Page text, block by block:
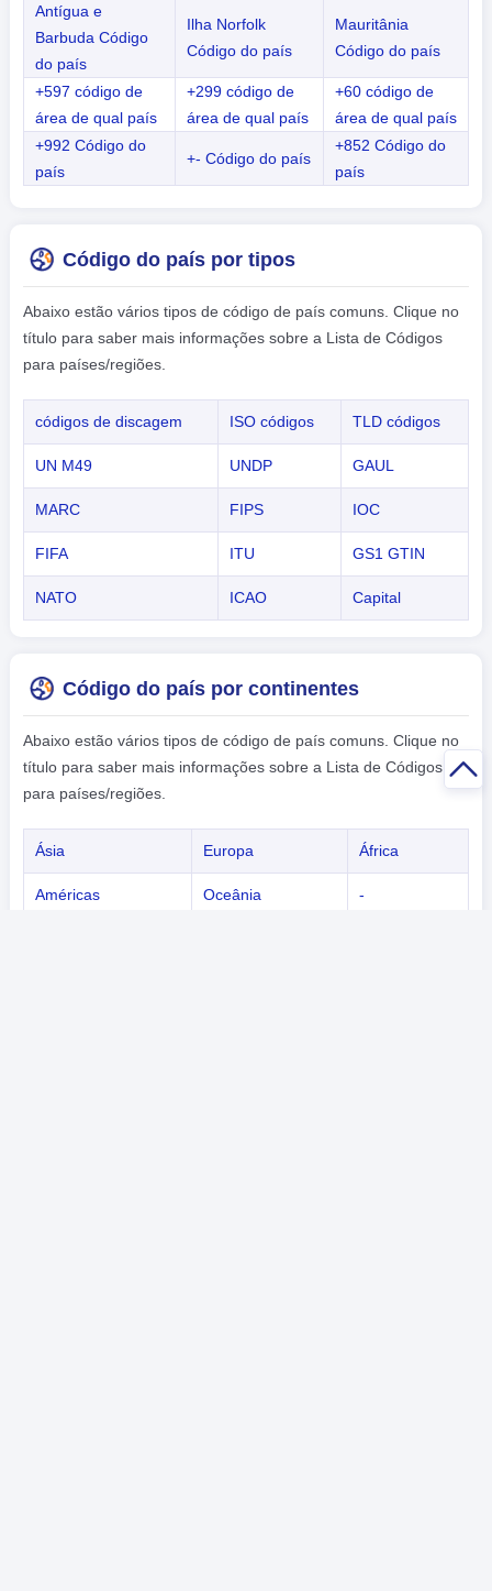
Antígua e
Barbuda Código
do país
Ilha Norfolk
Código do país
Mauritânia
Código do país
+597 código de
área de qual país
+299 código de
área de qual país
+60 código de
área de qual país
+992 Código do
país
+- Código do país
+852 Código do
país
Código do país por tipos
Abaixo estão vários tipos de código de país comuns. Clique no
título para saber mais informações sobre a Lista de Códigos
para países/regiões.
códigos de discagem ISO códigos TLD códigos
UN M49 UNDP GAUL
MARC FIPS IOC
FIFA ITU GS1 GTIN
NATO ICAO Capital
Código do país por continentes
Abaixo estão vários tipos de código de país comuns. Clique no
título para saber mais informações sobre a Lista de Códigos
para países/regiões.
Ásia Europa África
Américas Oceânia -